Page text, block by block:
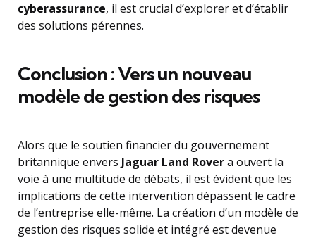
cyberassurance, il est crucial d’explorer et d’établir
des solutions pérennes.
Conclusion : Vers un nouveau
modèle de gestion des risques
Alors que le soutien financier du gouvernement
britannique envers Jaguar Land Rovera ouvert la
voie à une multitude de débats, il est évident que les
implications de cette intervention dépassent le cadre
de l’entreprise elle-même. La création d’un modèle de
gestion des risques solide et intégré est devenue